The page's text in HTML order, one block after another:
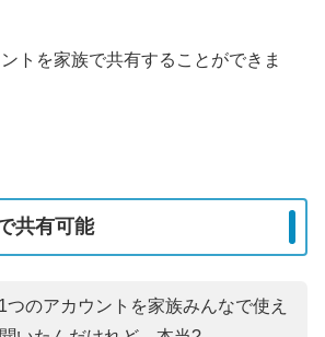
トを家族で共有することができま
共有可能
つのアカウントを家族みんなで使え